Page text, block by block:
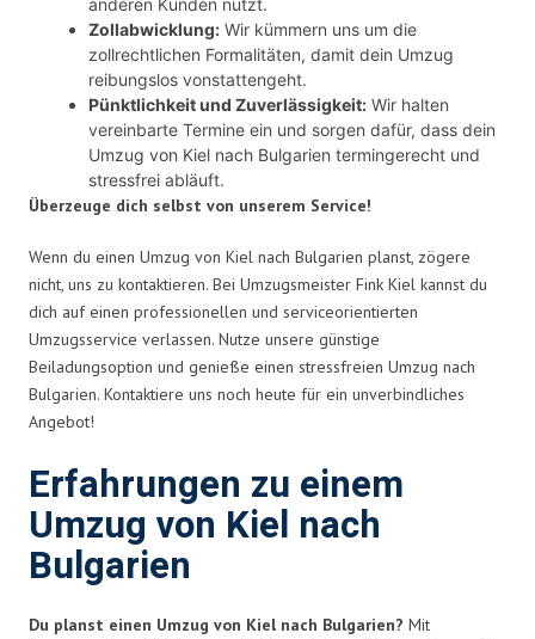
anderen Kunden nutzt.
Zollabwicklung: Wir kümmern uns um die
zollrechtlichen Formalitäten, damit dein Umzug
reibungslos vonstattengeht.
Pünktlichkeit und Zuverlässigkeit: Wir halten
vereinbarte Termine ein und sorgen dafür, dass dein
Umzug von Kiel nach Bulgarien termingerecht und
stressfrei abläuft.
Überzeuge dich selbst von unserem Service!
Wenn du einen Umzug von Kiel nach Bulgarien planst, zögere
nicht, uns zu kontaktieren. Bei Umzugsmeister Fink Kiel kannst du
dich auf einen professionellen und serviceorientierten
Umzugsservice verlassen. Nutze unsere günstige
Beiladungsoption und genieße einen stressfreien Umzug nach
Bulgarien. Kontaktiere uns noch heute für ein unverbindliches
Angebot!
Erfahrungen zu einem
Umzug von Kiel nach
Bulgarien
Du planst einen Umzug von Kiel nach Bulgarien? Mit